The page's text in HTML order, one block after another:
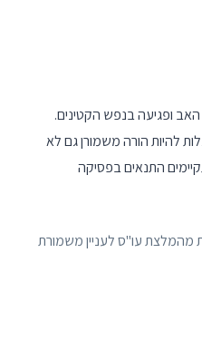
ופגיעה בנפש הקטינים.
להיות הורה משמורן גם לא
התנאים בפסיקה
מהמלצת עו"ס לעניין משמורת